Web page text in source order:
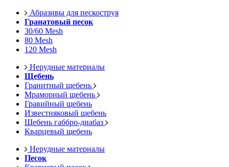
Абразивы для пескоструя
Гранатовый песок
30/60 Mesh
80 Mesh
120 Mesh
Нерудные материалы
Щебень
Гранитный щебень
Мраморный щебень
Гравийный щебень
Известняковый щебень
Щебень габбро-диабаз
Кварцевый щебень
Нерудные материалы
Песок